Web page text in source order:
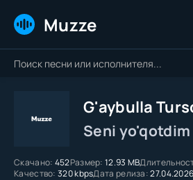
Muzze
G'aybulla
Seni yo'qotdim
Скачано: 452Размер: 12.93 MB
Качество: 320 kbpsДата релиза:27.04.2026